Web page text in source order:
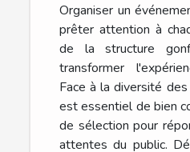
Organiser un
prêter attention à
de la structure
transformer
Face à la diversité
est essentiel de bien
de sélection pour
attentes du public.